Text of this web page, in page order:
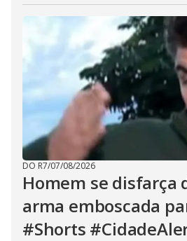
DO R7/07/08/2026
Homem se disfarça
arma emboscada
#Shorts